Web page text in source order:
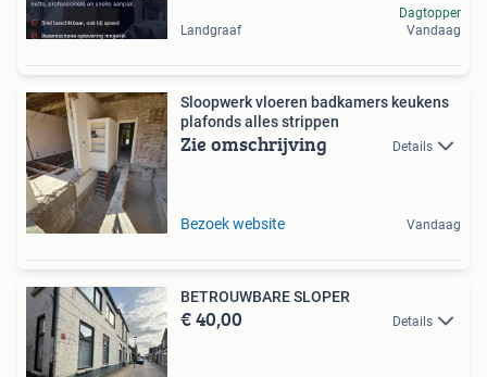
Landgraaf
Dagtopper
Vandaag
Sloopwerk vloeren badkamers keukens
plafonds alles strippen
Zie omschrijving Details
Bezoek website Vandaag
BETROUWBARE SLOPER
€ 40,00 Details